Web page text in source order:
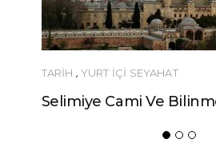
TARİH , YURT İÇİ SEYAHAT
Selimiye Cami Ve